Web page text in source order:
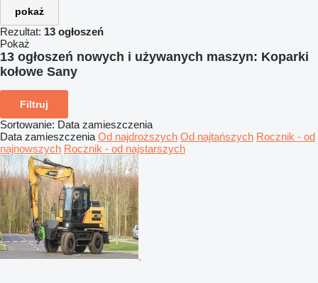
pokaż
Rezultat: 13 ogłoszeń
Pokaż
13 ogłoszeń nowych i używanych maszyn: Koparki
kołowe Sany
Filtruj
Sortowanie: Data zamieszczenia
Data zamieszczenia Od najdroższych Od najtańszych Rocznik - od
najnowszych Rocznik - od najstarszych